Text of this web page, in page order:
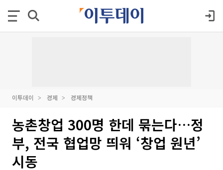
이투데이 경제 경제정책
농촌창업 300명 한데 묶는다…정
부, 전국 협업망 띄워 ‘창업 원년’
시동